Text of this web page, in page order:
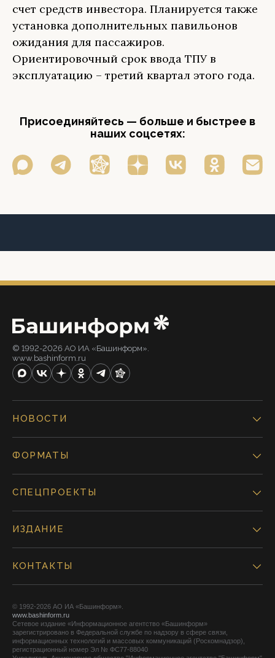
счет средств инвестора. Планируется также
установка дополнительных павильонов
ожидания для пассажиров.
Ориентировочный срок ввода ТПУ в
эксплуатацию – третий квартал этого года.
Присоединяйтесь — больше и быстрее в
наших соцсетях:
© 1992-2026 АО ИА «Башинформ».
www.bashinform.ru
НОВОСТИ
ФОРМАТЫ
СПЕЦПРОЕКТЫ
ИЗДАНИЕ
КОНТАКТЫ
© 1992-2026 АО ИА «Башинформ».
www.bashinform.ru
Сетевое издание «Информационное агентство «Башинформ»
зарегистрировано в Федеральной службе по надзору в сфере связи,
информационных технологий и массовых коммуникаций (Роскомнадзор),
регистрационный номер Эл № ФС77-88040